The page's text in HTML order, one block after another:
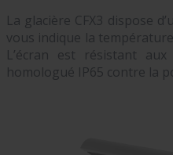
La glacière CFX3 dispose
vous indique la
L’écran est résistant
homologué IP65 contre la